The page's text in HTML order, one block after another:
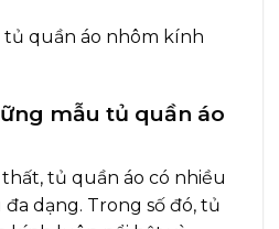
mẫu tủ quần áo
tủ quần áo có nhiều
đa dạng. Trong số đó, tủ